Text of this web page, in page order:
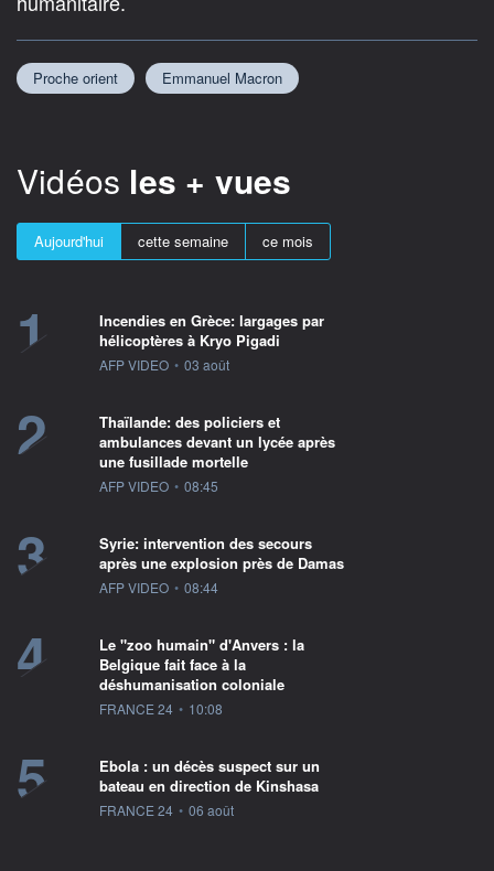
Proche orient Emmanuel Macron
Vidéos les + vues
Aujourd'hui cette semaine ce mois
1
Incendies en Grèce: largages par
hélicoptères à Kryo Pigadi
information fournie par
AFP VIDEO • 03 août
2
Thaïlande: des policiers et
ambulances devant un lycée après
une fusillade mortelle
information fournie par
AFP VIDEO • 08:45
3
Syrie: intervention des secours
après une explosion près de Damas
information fournie par
AFP VIDEO • 08:44
4
Le "zoo humain" d'Anvers : la
Belgique fait face à la
déshumanisation coloniale
information fournie par
FRANCE 24 • 10:08
5
Ebola : un décès suspect sur un
bateau en direction de Kinshasa
information fournie par
FRANCE 24 • 06 août